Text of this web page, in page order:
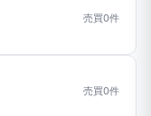
売買0件
売買0件